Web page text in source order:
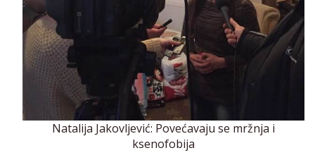
Natalija Jakovljević: Povećavaju se mržnja i
ksenofobija